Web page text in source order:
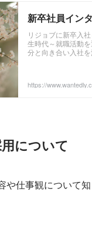
新卒社員イン
リジョブに新卒入
生時代～就職活動
分と向き合い入社を
https://
interview
について
や仕事観について